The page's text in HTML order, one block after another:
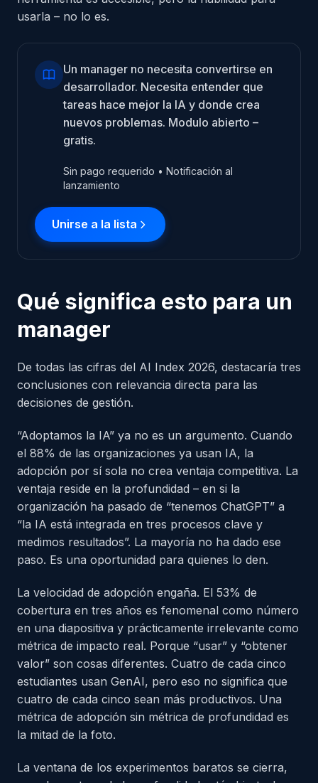
usarla – no lo es.
Un manager no necesita convertirse en
desarrollador. Necesita entender que
tareas hace mejor la IA y donde crea
nuevos problemas. Modulo abierto –
gratis.
Sin pago requerido • Notificación al
lanzamiento
Unirse a la lista
Qué significa esto para un
manager
De todas las cifras del AI Index 2026, destacaría tres
conclusiones con relevancia directa para las
decisiones de gestión.
“Adoptamos la IA” ya no es un argumento. Cuando
el 88% de las organizaciones ya usan IA, la
adopción por sí sola no crea ventaja competitiva. La
ventaja reside en la profundidad – en si la
organización ha pasado de “tenemos ChatGPT” a
“la IA está integrada en tres procesos clave y
medimos resultados”. La mayoría no ha dado ese
paso. Es una oportunidad para quienes lo den.
La velocidad de adopción engaña. El 53% de
cobertura en tres años es fenomenal como número
en una diapositiva y prácticamente irrelevante como
métrica de impacto real. Porque “usar” y “obtener
valor” son cosas diferentes. Cuatro de cada cinco
estudiantes usan GenAI, pero eso no significa que
cuatro de cada cinco sean más productivos. Una
métrica de adopción sin métrica de profundidad es
la mitad de la foto.
La ventana de los experimentos baratos se cierra,